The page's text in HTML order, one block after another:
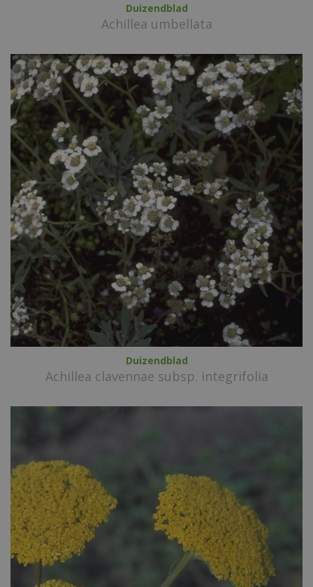
Duizendblad
Achillea umbellata
Duizendblad
Achillea clavennae subsp. integrifolia